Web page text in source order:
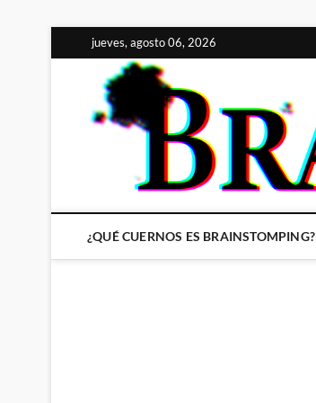
al
contenido
jueves, agosto 06, 2026
¿QUÉ CUERNOS ES BRAINSTOMPING?